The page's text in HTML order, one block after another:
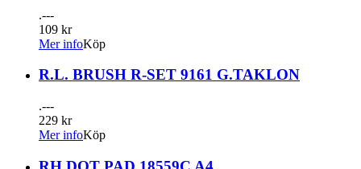
.---
109 kr
Mer infoKöp
R.L. BRUSH R-SET 9161 G.TAKLON
.---
229 kr
Mer infoKöp